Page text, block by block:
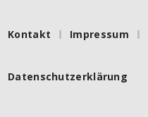
Kontakt Impressum
Datenschutzerklärung